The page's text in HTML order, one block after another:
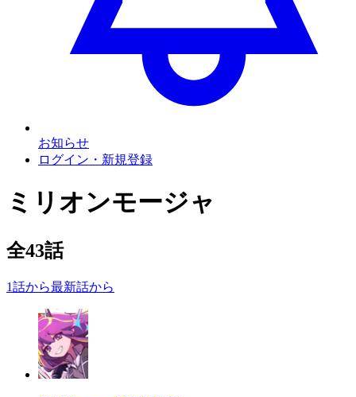
お知らせ
ログイン・新規登録
ミリオンモージャ
全43話
1話から最新話から